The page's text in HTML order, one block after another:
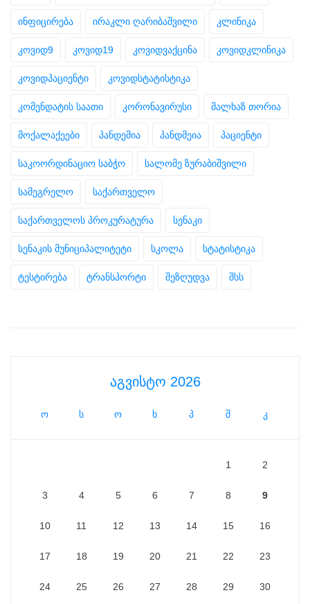
ინფიცირება ირაკლი ღარიბაშვილი კლინიკა
კოვიდ9 კოვიდ19 კოვიდვაქცინა კოვიდკლინიკა
კოვიდპაციენტი კოვიდსტატისტიკა
კომენდატის საათი კორონავირუსი მალხაზ თორია
მოქალაქეები პანდემია პანდმეია პაციენტი
საკოორდინაციო საბჭო სალომე ზურაბიშვილი
სამეგრელო საქართველო
საქართველოს პროკურატურა სენაკი
სენაკის მუნიციპალიტეტი სკოლა სტატისტიკა
ტესტირება ტრანსპორტი შეზღუდვა შსს
აგვისტო 2026
ო ს ო ხ პ შ კ
1 2
3 4 5 6 7 8 9
10 11 12 13 14 15 16
17 18 19 20 21 22 23
24 25 26 27 28 29 30